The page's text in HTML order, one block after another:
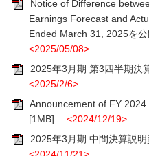
Notice of Difference
Earnings Forecast and
Ended March 31, 2025を公
<2025/05/08>
2025年3月期 第3四半期決
<2025/2/6>
Announcement of FY
[1MB] <2024/12/19>
2025年3月期 中間決算説
<2024/11/21>